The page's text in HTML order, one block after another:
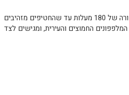
לאחר שהתערובת קפאה, חותכים למקלות ומטגנים בשמן חם בטמפרטורה של 180 מעלות עד שהחטיפים מזהיבים
החמוצים והעירית, ומגישים לצד